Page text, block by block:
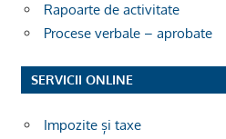
Rapoarte de activitate
Procese verbale – aprobate
SERVICII ONLINE
Impozite și taxe